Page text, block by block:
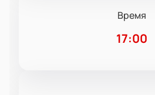
Время
17:00